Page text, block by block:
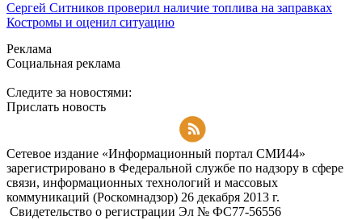
Сергей Ситников проверил наличие топлива на заправках
Костромы и оценил ситуацию
Реклама
Социальная реклама
Следите за новостями:
Прислать новость
Сетевое издание «Информационный портал СМИ44»
зарегистрировано в Федеральной службе по надзору в сфере
связи, информационных технологий и массовых
коммуникаций (Роскомнадзор) 26 декабря 2013 г.
Свидетельство о регистрации Эл № ФC77-56556